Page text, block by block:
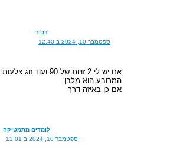
דביר
ספטמבר 10, 2024 ב 12:40
אם יש לי 2 זויות של 90
המרובע הוא מלבן
אם כן באיזה דרך
לומדים מתמטיקה
ספטמבר 10, 2024 ב 13:01